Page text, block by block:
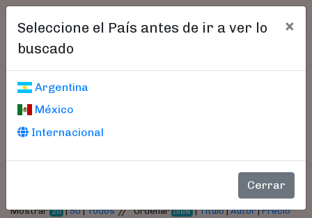
Seleccione el País antes de ir a ver lo
buscado
×
Argentina
México
Internacional
Cerrar
Libros encontrados
Parámetros
Mostrar 20 |50|Todos//Ordenar ISBN |Título|Autor|Precio